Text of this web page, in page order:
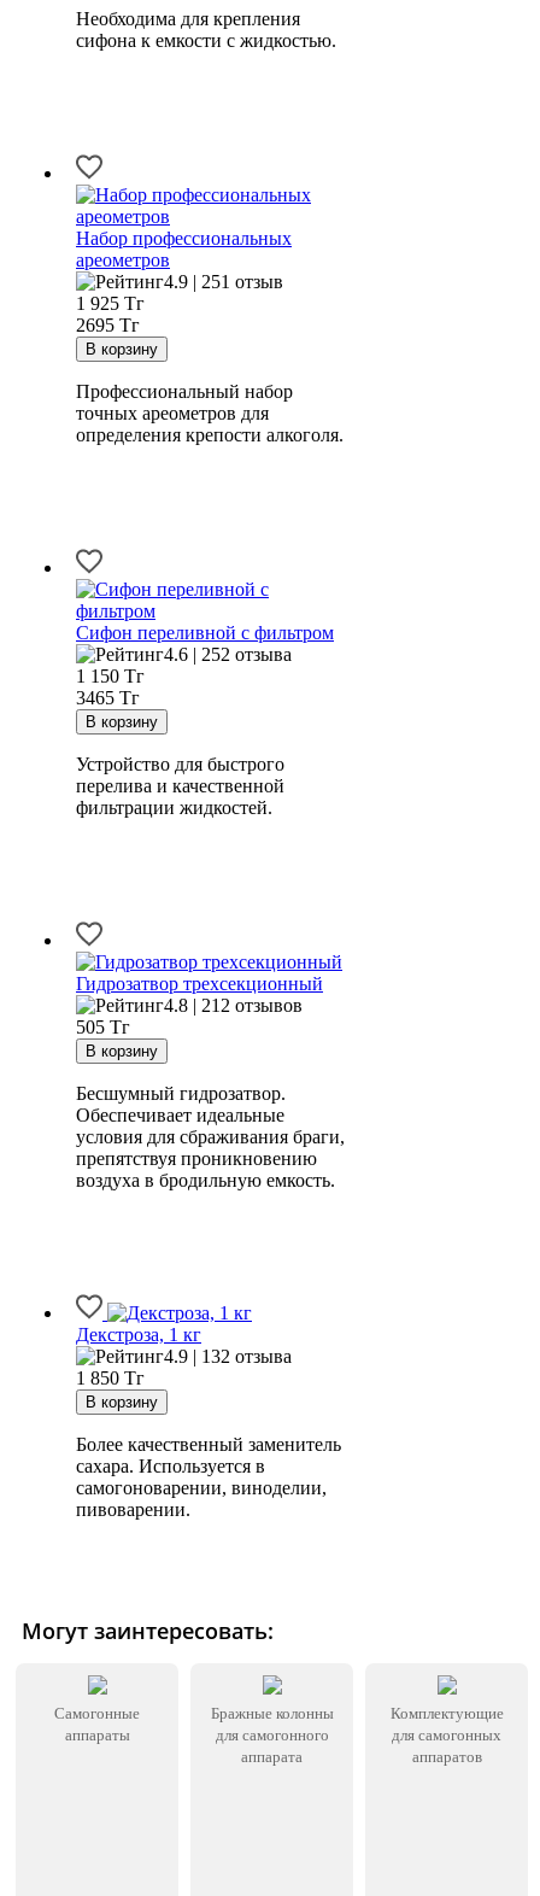
Необходима для крепления
сифона к емкости с жидкостью.
Набор профессиональных
ареометров
4.9 | 251 отзыв
1 925 Тг
2695 Тг
Профессиональный набор
точных ареометров для
определения крепости алкоголя.
Сифон переливной с фильтром
4.6 | 252 отзыва
1 150 Тг
3465 Тг
Устройство для быстрого
перелива и качественной
фильтрации жидкостей.
Гидрозатвор трехсекционный
4.8 | 212 отзывов
505 Тг
Бесшумный гидрозатвор.
Обеспечивает идеальные
условия для сбраживания браги,
препятствуя проникновению
воздуха в бродильную емкость.
Декстроза, 1 кг
4.9 | 132 отзыва
1 850 Тг
Более качественный заменитель
сахара. Используется в
самогоноварении, виноделии,
пивоварении.
Могут заинтересовать:
Самогонные
аппараты
Бражные колонны
для самогонного
аппарата
Комплектующие
для самогонных
аппаратов